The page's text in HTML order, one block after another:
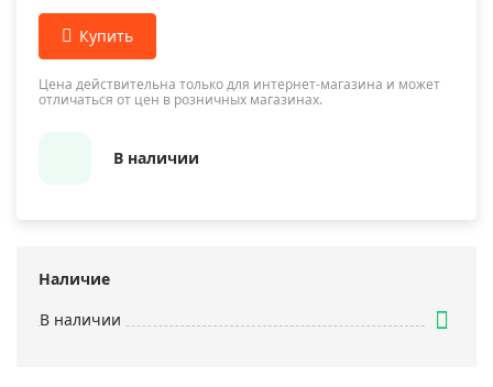
Цена действительна только для интернет-магазина и может
отличаться от цен в розничных магазинах.
В наличии
Наличие
В наличии